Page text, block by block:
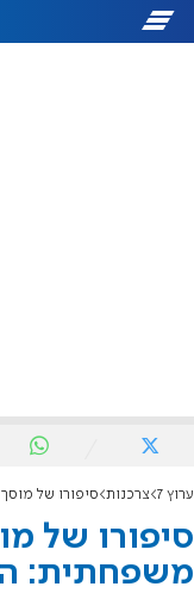
ערוץ 7 צרכנות סיפורו של מוסך
סיפורו של
משפחתית: